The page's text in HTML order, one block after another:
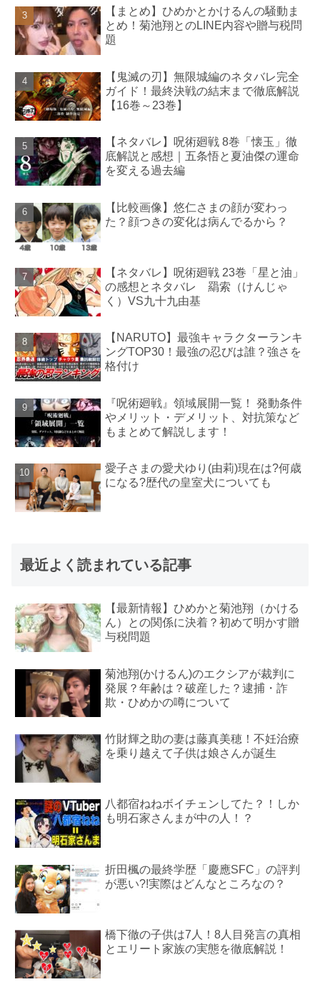
【まとめ】ひめかとかけるんの騒動ま
とめ！菊池翔とのLINE内容や贈与税問
題
【鬼滅の刃】無限城編のネタバレ完全
ガイド！最終決戦の結末まで徹底解説
【16巻～23巻】
【ネタバレ】呪術廻戦 8巻「懐玉」徹
底解説と感想｜五条悟と夏油傑の運命
を変える過去編
【比較画像】悠仁さまの顔が変わっ
た？顔つきの変化は病んでるから？
【ネタバレ】呪術廻戦 23巻「星と油」
の感想とネタバレ 羂索（けんじゃ
く）VS九十九由基
【NARUTO】最強キャラクターランキ
ングTOP30！最強の忍びは誰？強さを
格付け
『呪術廻戦』領域展開一覧！ 発動条件
やメリット・デメリット、対抗策など
もまとめて解説します！
愛子さまの愛犬ゆり(由莉)現在は?何歳
になる?歴代の皇室犬についても
最近よく読まれている記事
【最新情報】ひめかと菊池翔（かける
ん）との関係に決着？初めて明かす贈
与税問題
菊池翔(かけるん)のエクシアが裁判に
発展？年齢は？破産した？逮捕・詐
欺・ひめかの噂について
竹財輝之助の妻は藤真美穂！不妊治療
を乗り越えて子供は娘さんが誕生
八都宿ねねボイチェンしてた？！しか
も明石家さんまが中の人！？
折田楓の最終学歴「慶應SFC」の評判
が悪い?!実際はどんなところなの？
橋下徹の子供は7人！8人目発言の真相
とエリート家族の実態を徹底解説！